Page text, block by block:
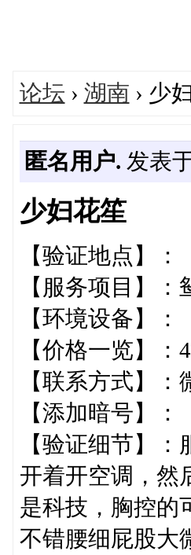
论坛 › 湖南 › 少
匿名用户. 发表
少妇花笙
【验证地点】：
【服务项目】
【环境设备】：
【价格一览】：
【联系方式】
【添加暗号】：
【验证细节】
开着开空调，然
是科技，胸控的
不错腰细屁股大